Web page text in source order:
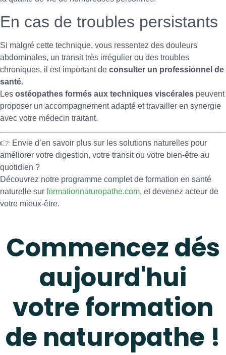
En cas de troubles persistants
Si malgré cette technique, vous ressentez des douleurs
abdominales, un transit très irrégulier ou des troubles
chroniques, il est important de consulter un professionnel de
santé.
Les ostéopathes formés aux techniques viscérales peuvent
proposer un accompagnement adapté et travailler en synergie
avec votre médecin traitant.
👉 Envie d’en savoir plus sur les solutions naturelles pour
améliorer votre digestion, votre transit ou votre bien-être au
quotidien ?
Découvrez notre programme complet de formation en santé
naturelle sur formationnaturopathe.com, et devenez acteur de
votre mieux-être.
Commencez dés
aujourd'hui
votre formation
de naturopathe !